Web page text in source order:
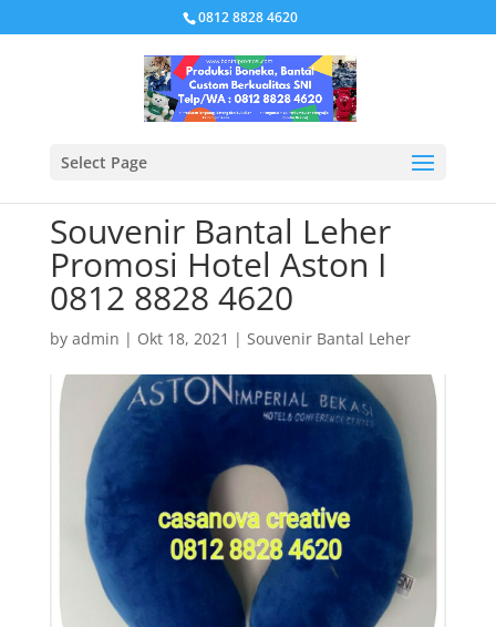
0812 8828 4620
Select Page
Souvenir Bantal Leher
Promosi Hotel Aston I
0812 8828 4620
by admin | Okt 18, 2021 | Souvenir Bantal Leher